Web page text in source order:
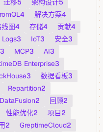
迁移5 架构设计5
4 解决方案4
线图4 存储4 贡献4
Logs3 IoT3 安全3
3 MCP3 AI3
Enterprise3
3 数据看板3
Repartition2
DataFusion2 回顾2
性能优化2 项目2
2 GreptimeCloud2